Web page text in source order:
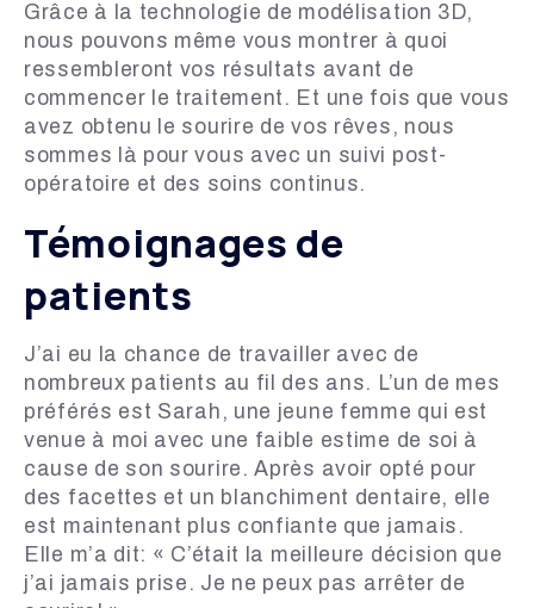
Grâce à la technologie de modélisation 3D,
nous pouvons même vous montrer à quoi
ressembleront vos résultats avant de
commencer le traitement. Et une fois que vous
avez obtenu le sourire de vos rêves, nous
sommes là pour vous avec un suivi post-
opératoire et des soins continus.
Témoignages de
patients
J’ai eu la chance de travailler avec de
nombreux patients au fil des ans. L’un de mes
préférés est Sarah, une jeune femme qui est
venue à moi avec une faible estime de soi à
cause de son sourire. Après avoir opté pour
des facettes et un blanchiment dentaire, elle
est maintenant plus confiante que jamais.
Elle m’a dit: « C’était la meilleure décision que
j’ai jamais prise. Je ne peux pas arrêter de